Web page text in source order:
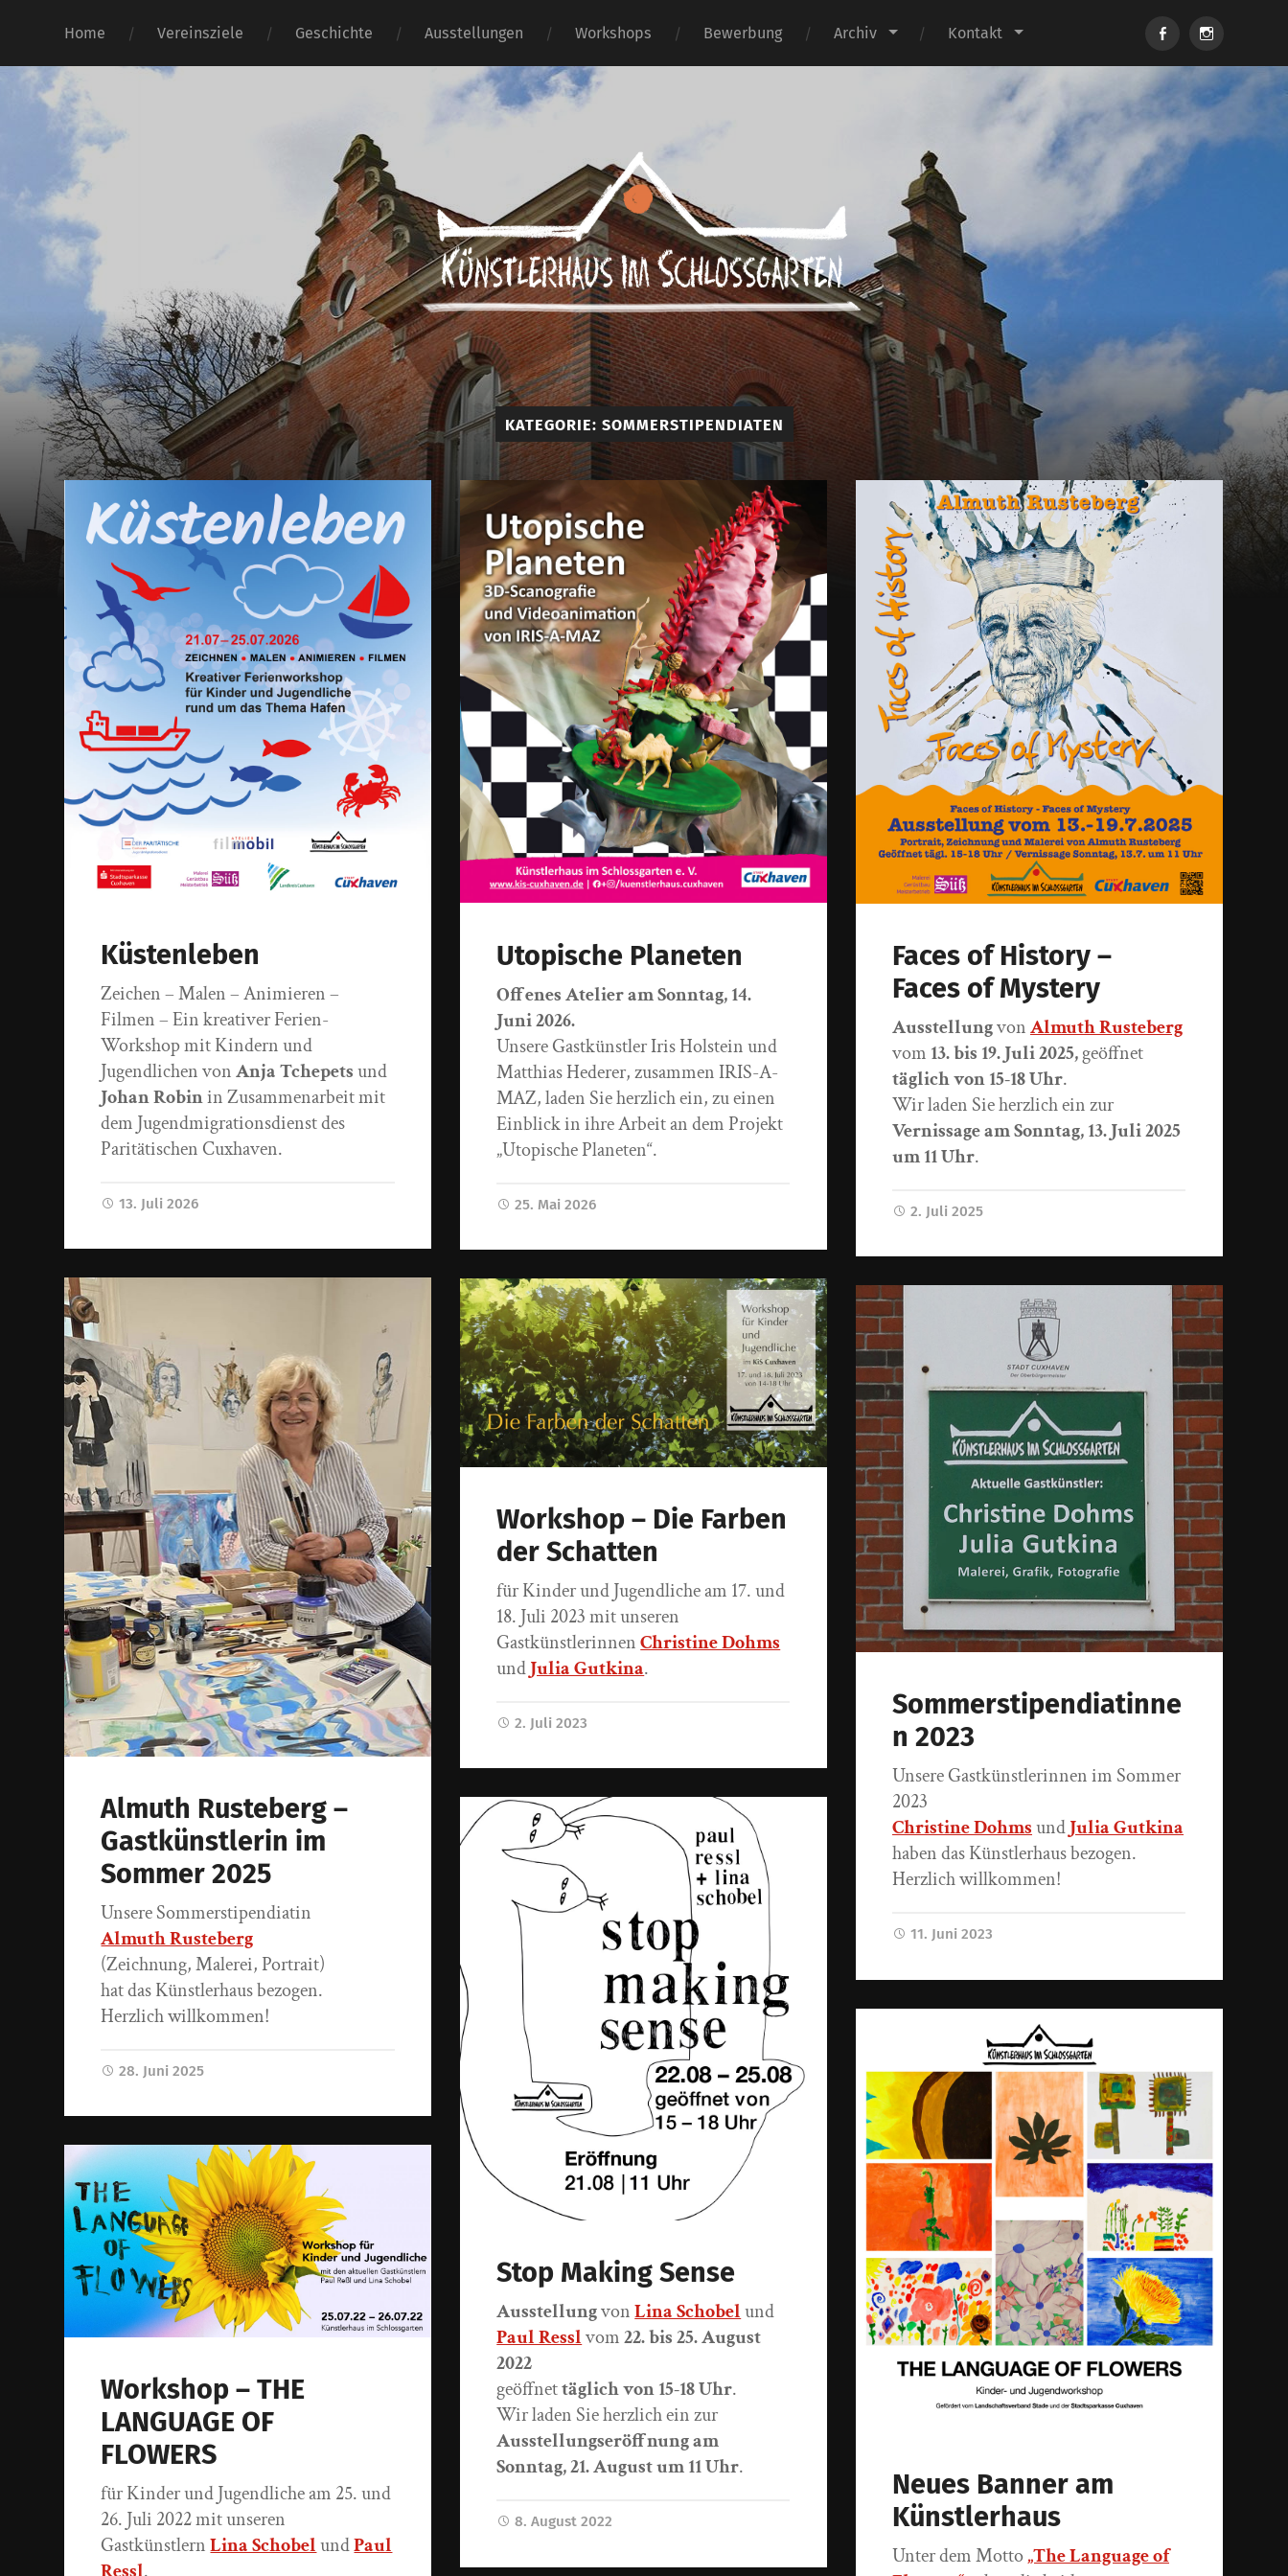
Home Vereinsziele Geschichte Ausstellungen Workshops Bewerbung Archiv Kontakt FacebookInstagram
Künstlerhaus
im
Schlossgarten
KATEGORIE: SOMMERSTIPENDIATEN
Küstenleben
Zeichen – Malen – Animieren –
Filmen – Ein kreativer Ferien-
Workshop mit Kindern und
Jugendlichen vonAnja Tchepetsund
Johan Robinin Zusammenarbeit mit
dem Jugendmigrationsdienst des
Paritätischen Cuxhaven.
13. Juli 2026
Utopische Planeten
Offenes Atelier am Sonntag, 14.
Juni 2026.
Unsere Gastkünstler Iris Holstein und
Matthias Hederer, zusammen IRIS-A-
MAZ, laden Sie herzlich ein, zu einen
Einblick in ihre Arbeit an dem Projekt
„Utopische Planeten“.
25. Mai 2026
Faces of History –
Faces of Mystery
AusstellungvonAlmuth Rusteberg
vom 13. bis 19. Juli 2025,geöffnet
täglich von 15-18 Uhr.
Wir laden Sie herzlich ein zur
Vernissage am Sonntag, 13. Juli 2025
um 11 Uhr.
2. Juli 2025
Almuth Rusteberg –
Gastkünstlerin im
Sommer 2025
Unsere Sommerstipendiatin
Almuth Rusteberg
(Zeichnung, Malerei, Portrait)
hat das Künstlerhaus bezogen.
Herzlich willkommen!
28. Juni 2025
Workshop – Die Farben
der Schatten
für Kinder und Jugendliche am 17. und
18. Juli 2023 mit unseren
GastkünstlerinnenChristine Dohms
undJulia Gutkina.
2. Juli 2023
Sommerstipendiatinne
n 2023
Unsere Gastkünstlerinnen im Sommer
2023
Christine DohmsundJulia Gutkina
haben das Künstlerhaus bezogen.
Herzlich willkommen!
11. Juni 2023
Stop Making Sense
AusstellungvonLina Schobelund
Paul Resslvom22. bis 25. August
2022
geöffnettäglich von 15-18 Uhr.
Wir laden Sie herzlich ein zur
Ausstellungseröffnung am
Sonntag, 21. August um 11 Uhr.
8. August 2022
Neues Banner am
Künstlerhaus
Unter dem Motto„The Language of
Workshop – THE
LANGUAGE OF
FLOWERS
für Kinder und Jugendliche am 25. und
26. Juli 2022 mit unseren
GastkünstlernLina SchobelundPaul